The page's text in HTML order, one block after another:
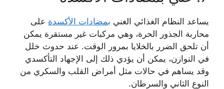
يساعد النظام الغذائي الغني بمضادات الأكسدة على
محاربة الجذور الحرة، وهي مركبات غير مستقرة يمكن
أن تلحق الضرر بالخلايا بمرور الوقت. عند حدوث خلل
في التوازن، يمكن أن يؤدي ذلك إلى الإجهاد التأكسدي
وقد يساهم في حالات مثل أمراض القلب والسكري من
النوع الثاني والسرطان.